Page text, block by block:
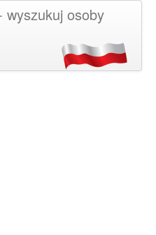
wyszukuj osoby